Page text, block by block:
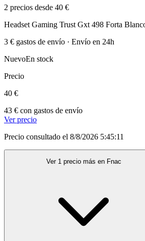
2 precios desde 40 €
Headset Gaming Trust Gxt 498 Forta
3 € gastos de envío · Envío en 24h
NuevoEn stock
Precio
40 €
43 € con gastos de envío
Ver precio
Precio consultado el 8/8/2026 5:45:11
Ver 1 precio más en Fnac